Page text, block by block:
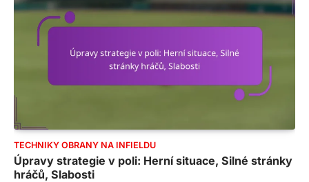
TECHNIKY OBRANY NA INFIELDU
Úpravy strategie v poli: Herní situace, Silné stránky
hráčů, Slabosti